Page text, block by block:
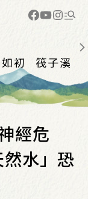
初 筏子溪
經危
水」恐